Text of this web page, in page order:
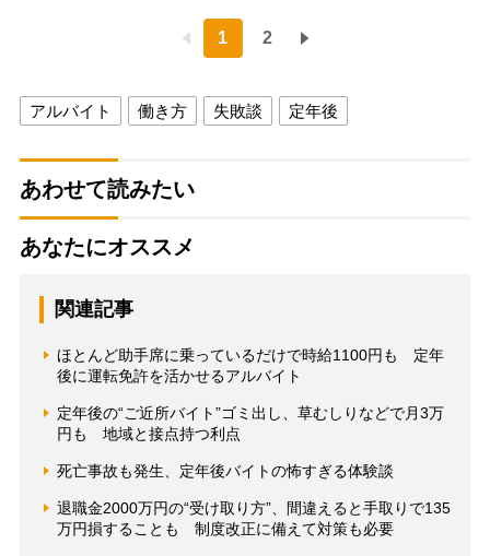
1 2
アルバイト 働き方 失敗談 定年後
あわせて読みたい
あなたにオススメ
関連記事
ほとんど助手席に乗っているだけで時給1100円も 定年
後に運転免許を活かせるアルバイト
定年後の“ご近所バイト”ゴミ出し、草むしりなどで月3万
円も 地域と接点持つ利点
死亡事故も発生、定年後バイトの怖すぎる体験談
退職金2000万円の“受け取り方”、間違えると手取りで135
万円損することも 制度改正に備えて対策も必要